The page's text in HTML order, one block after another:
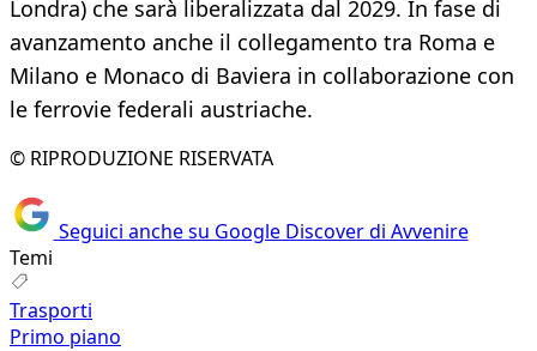
Londra) che sarà liberalizzata dal 2029. In fase di
avanzamento anche il collegamento tra Roma e
Milano e Monaco di Baviera in collaborazione con
le ferrovie federali austriache.
© RIPRODUZIONE RISERVATA
Seguici anche su Google Discover di Avvenire
Temi
Trasporti
Primo piano